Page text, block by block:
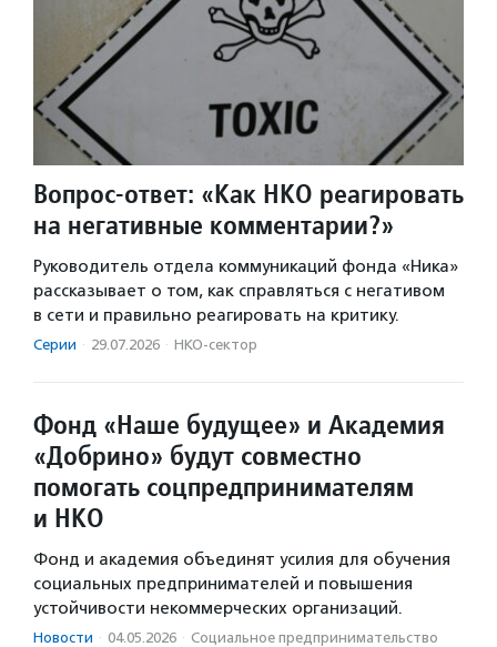
Вопрос-ответ: «Как НКО реагировать
на негативные комментарии?»
Руководитель отдела коммуникаций фонда «Ника»
рассказывает о том, как справляться с негативом
в сети и правильно реагировать на критику.
Серии · 29.07.2026 · НКО-сектор
Фонд «Наше будущее» и Академия
«Добрино» будут совместно
помогать соцпредпринимателям
и НКО
Фонд и академия объединят усилия для обучения
социальных предпринимателей и повышения
устойчивости некоммерческих организаций.
Новости · 04.05.2026 · Социальное предпри­нима­тель­ство